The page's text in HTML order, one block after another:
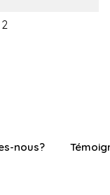
2
nous?